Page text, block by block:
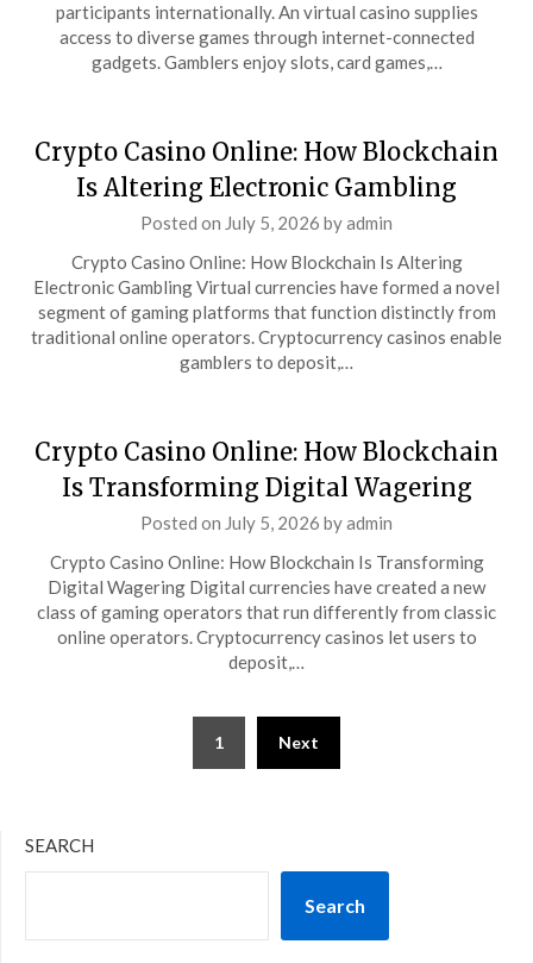
participants internationally. An virtual casino supplies
access to diverse games through internet-connected
gadgets. Gamblers enjoy slots, card games,…
Crypto Casino Online: How Blockchain
Is Altering Electronic Gambling
Posted on July 5, 2026 byadmin
Crypto Casino Online: How Blockchain Is Altering
Electronic Gambling Virtual currencies have formed a novel
segment of gaming platforms that function distinctly from
traditional online operators. Cryptocurrency casinos enable
gamblers to deposit,…
Crypto Casino Online: How Blockchain
Is Transforming Digital Wagering
Posted on July 5, 2026 byadmin
Crypto Casino Online: How Blockchain Is Transforming
Digital Wagering Digital currencies have created a new
class of gaming operators that run differently from classic
online operators. Cryptocurrency casinos let users to
deposit,…
1 Next
SEARCH
Search